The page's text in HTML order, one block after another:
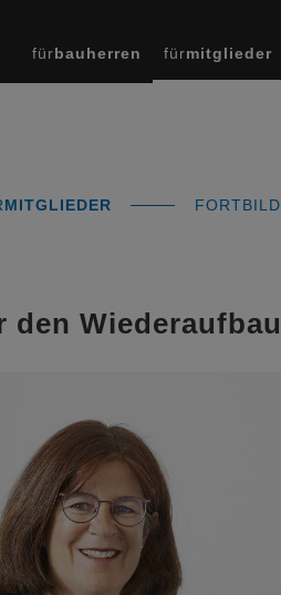
fürbauherren fürmitglieder
MITGLIEDER
den